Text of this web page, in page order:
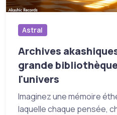
Astral
Archives
grande
l'univers
Imaginez une mémoire
laquelle chaque pensée,